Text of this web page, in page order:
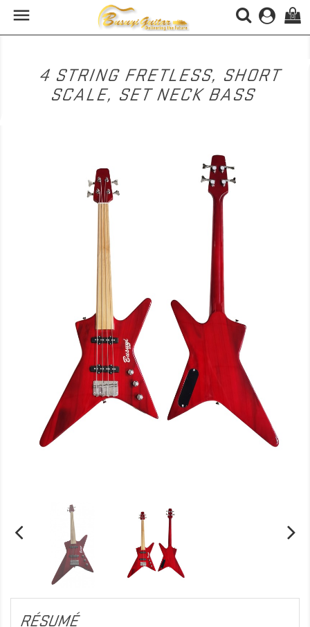
 (0)
4 STRING FRETLESS, SHORT
SCALE, SET NECK BASS
RÉSUMÉ